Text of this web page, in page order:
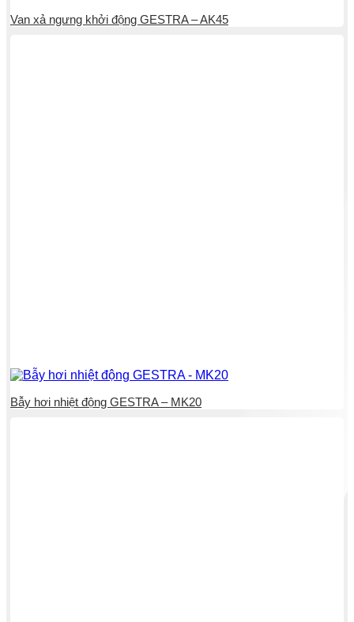
Van xả ngưng khởi động GESTRA – AK45
Bẫy hơi nhiệt động GESTRA – MK20